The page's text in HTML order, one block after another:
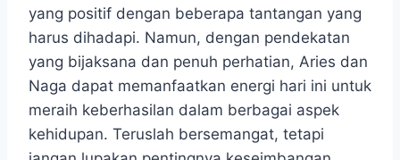
yang positif dengan beberapa tantangan yang
harus dihadapi. Namun, dengan pendekatan
yang bijaksana dan penuh perhatian, Aries dan
Naga dapat memanfaatkan energi hari ini untuk
meraih keberhasilan dalam berbagai aspek
kehidupan. Teruslah bersemangat, tetapi